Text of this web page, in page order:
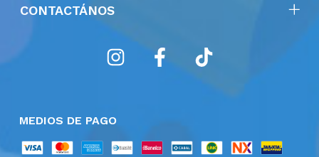
CONTACTÁNOS
MEDIOS DE PAGO